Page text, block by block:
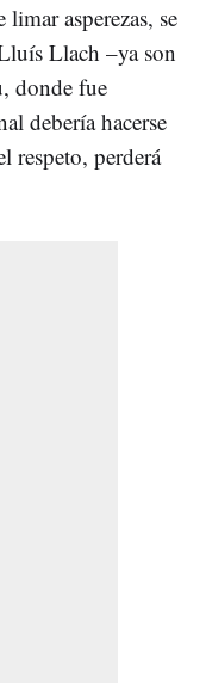
asperezas, se
Llach –ya son
donde fue
debería hacerse
respeto, perderá